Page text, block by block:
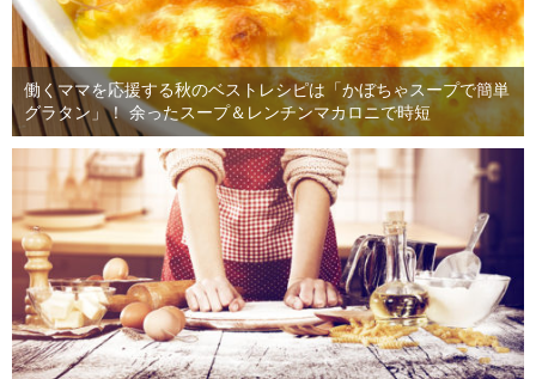
働くママを応援する秋のベストレシピは「かぼちゃスープで簡単
グラタン」！ 余ったスープ＆レンチンマカロニで時短